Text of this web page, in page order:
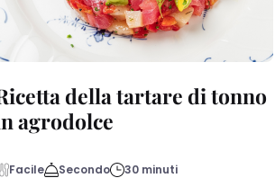
della tartare di tonno
agrodolce
Facile Secondo 30 minuti